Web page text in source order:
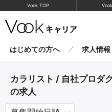
Vook TOP
はじめての方へ 求人情報
カラリスト / 自社プロダ
の求人